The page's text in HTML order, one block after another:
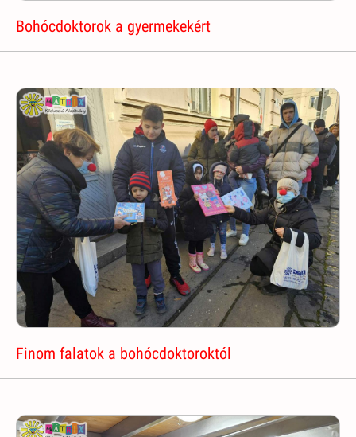
Bohócdoktorok a gyermekekért
Finom falatok a bohócdoktoroktól